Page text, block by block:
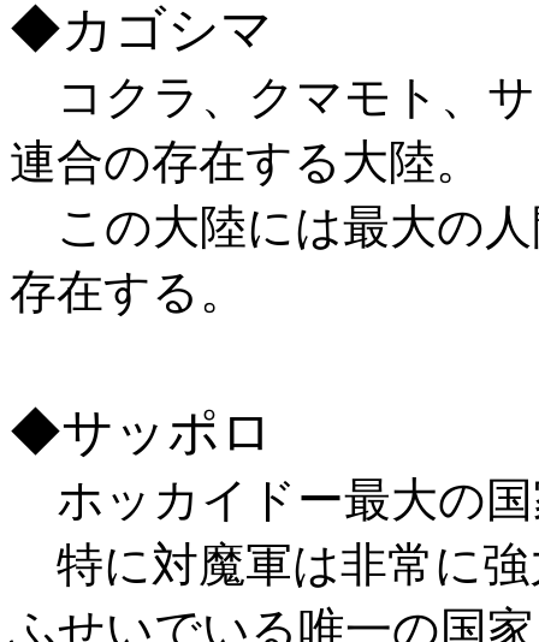
◆カゴシマ
コクラ、クマモト、
連合の存在する大陸。
この大陸には最大の
存在する。
◆サッポロ
ホッカイドー最大の
特に対魔軍は非常に
ふせいでいる唯一の国